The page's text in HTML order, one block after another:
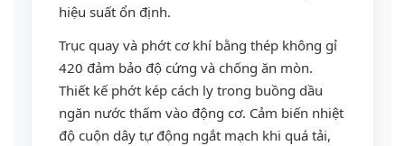
hiệu suất ổn định.
Trục quay và phớt cơ khí bằng thép không gỉ
420 đảm bảo độ cứng và chống ăn mòn.
Thiết kế phớt kép cách ly trong buồng dầu
ngăn nước thấm vào động cơ. Cảm biến nhiệt
độ cuộn dây tự động ngắt mạch khi quá tải,